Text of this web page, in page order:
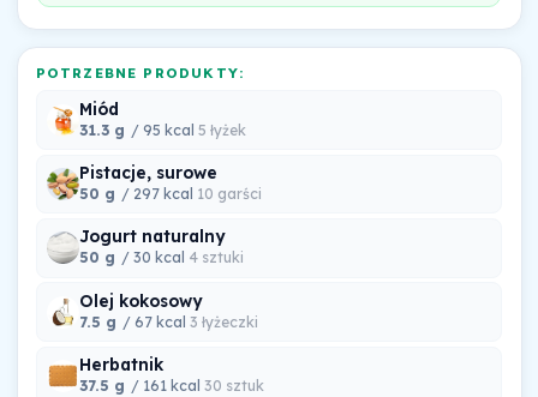
POTRZEBNE PRODUKTY:
Miód
31.3 g / 95 kcal 5 łyżek
Pistacje, surowe
50 g / 297 kcal 10 garści
Jogurt naturalny
50 g / 30 kcal 4 sztuki
Olej kokosowy
7.5 g / 67 kcal 3 łyżeczki
Herbatnik
37.5 g / 161 kcal 30 sztuk